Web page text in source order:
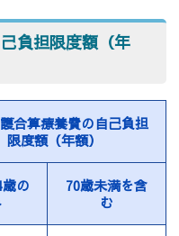
負担限度額（年
合算療養費の自己負担
限度額（年額）
の
70歳未満を含
む